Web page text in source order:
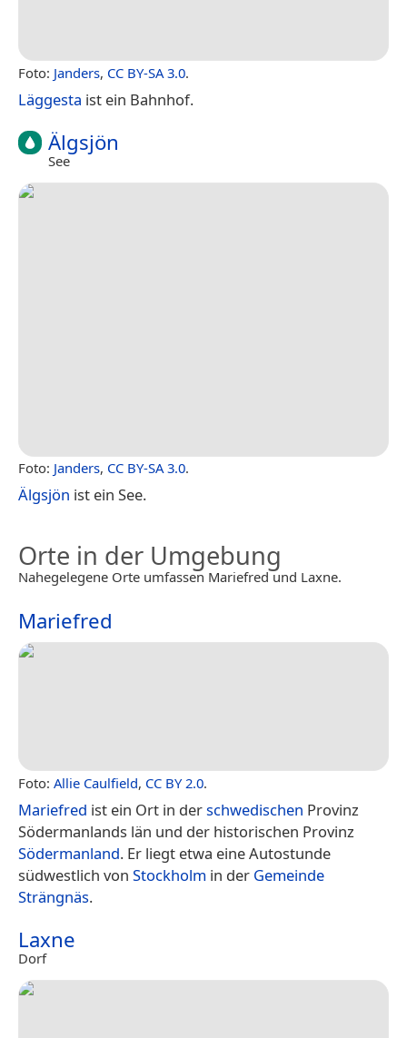
Foto: Janders, CC BY-SA 3.0.
Läggesta ist ein Bahnhof.
Älgsjön
See
Foto: Janders, CC BY-SA 3.0.
Älgsjön ist ein See.
Orte in der Umgebung
Nahegelegene Orte umfassen Mariefred und Laxne.
Mariefred
Foto: Allie Caulfield, CC BY 2.0.
Mariefred ist ein Ort in derschwedischen Provinz
Södermanlands län und der historischen Provinz
Södermanland. Er liegt etwa eine Autostunde
südwestlich von Stockholm in der Gemeinde
Strängnäs.
Laxne
Dorf